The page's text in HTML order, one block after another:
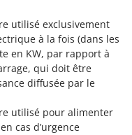
utilisé exclusivement
à la fois (dans les
en KW, par rapport à
qui doit être
diffusée par le
utilisé pour alimenter
cas d’urgence